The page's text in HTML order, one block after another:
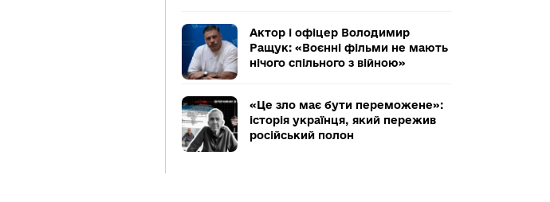
Актор і офіцер Володимир
Ращук: «Воєнні фільми не мають
нічого спільного з війною»
«Це зло має бути переможене»:
історія українця, який пережив
російський полон